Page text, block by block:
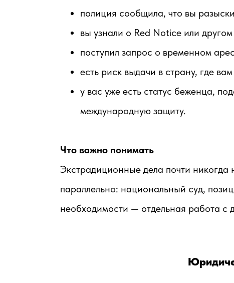
полиция сообщила, что вы
вы узнали о Red Notice или
поступил запрос о временном
есть риск выдачи в страну, где
у вас уже есть статус беженца,
международную защиту.
Что важно понимать
Экстрадиционные дела почти
параллельно: национальный суд,
необходимости — отдельная работа с